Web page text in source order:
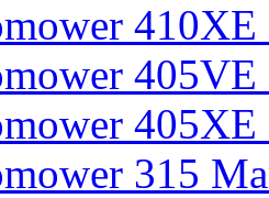
410XE
405VE
405XE
315